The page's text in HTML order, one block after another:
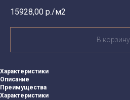
15928,00 р./м2
В корзину
Характеристики
Описание
Преимущества
Характеристики